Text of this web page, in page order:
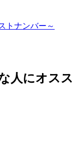
人にオスス